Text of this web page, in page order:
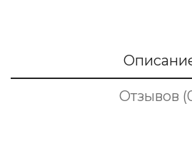
Отзывов